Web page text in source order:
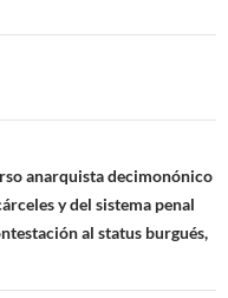
anarquista decimonónico
y del sistema penal
al status burgués,